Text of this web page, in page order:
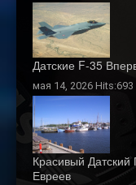
Датские F-35
мая 14, 2026 Hits:693
Красивый
Евреев